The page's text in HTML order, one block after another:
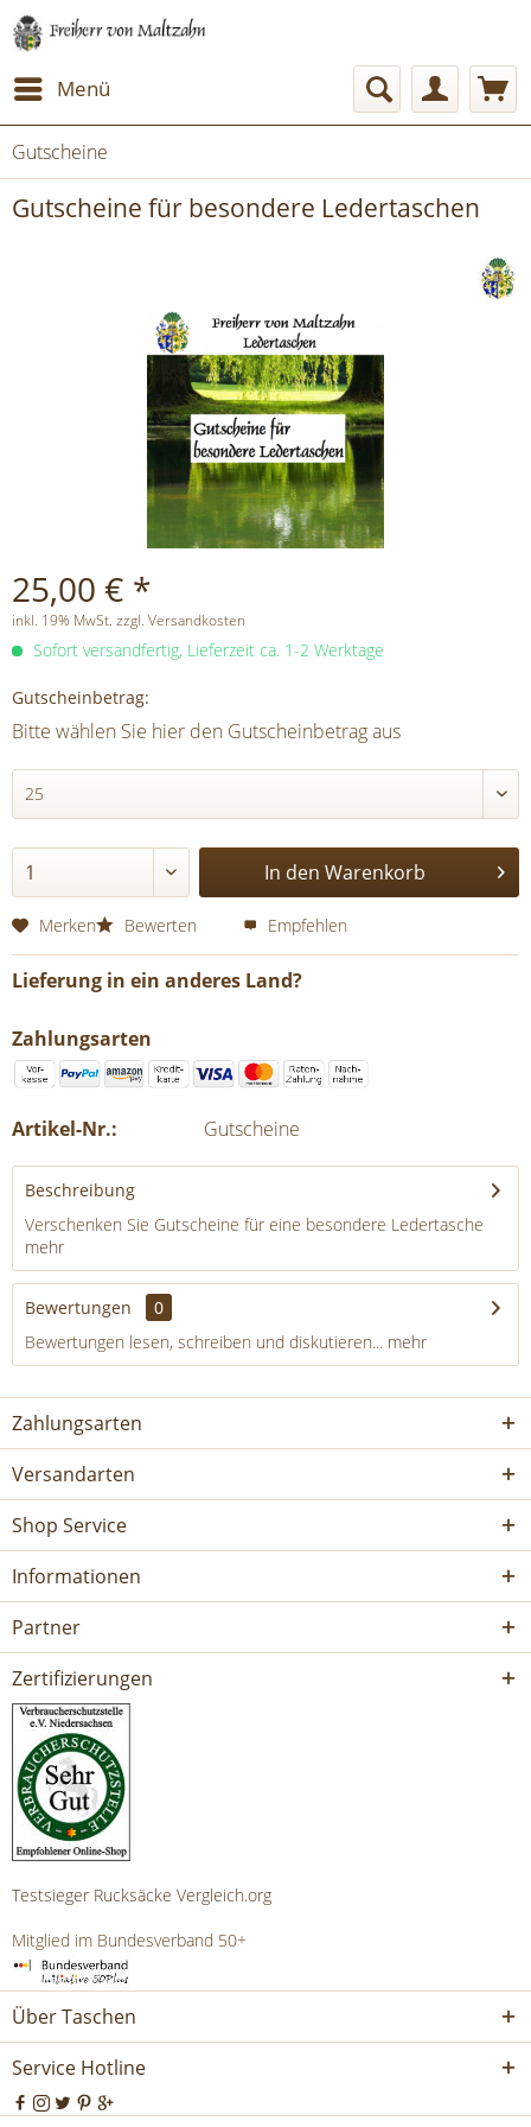
Menü
Gutscheine
Gutscheine für besondere Ledertaschen
25,00 € *
inkl. 19% MwSt. zzgl. Versandkosten
Sofort versandfertig, Lieferzeit ca. 1-2 Werktage
Gutscheinbetrag:
Bitte wählen Sie hier den Gutscheinbetrag aus
In den Warenkorb
Merken Bewerten Empfehlen
Lieferung in ein anderes Land?
Zahlungsarten
Artikel-Nr.: Gutscheine
Beschreibung
Verschenken Sie Gutscheine für eine besondere Ledertasche
mehr
Bewertungen
0
Bewertungen lesen, schreiben und diskutieren... mehr
Zahlungsarten
Versandarten
Shop Service
Informationen
Partner
Zertifizierungen
Testsieger Rucksäcke Vergleich.org
Mitglied im Bundesverband 50+
Über Taschen
Service Hotline